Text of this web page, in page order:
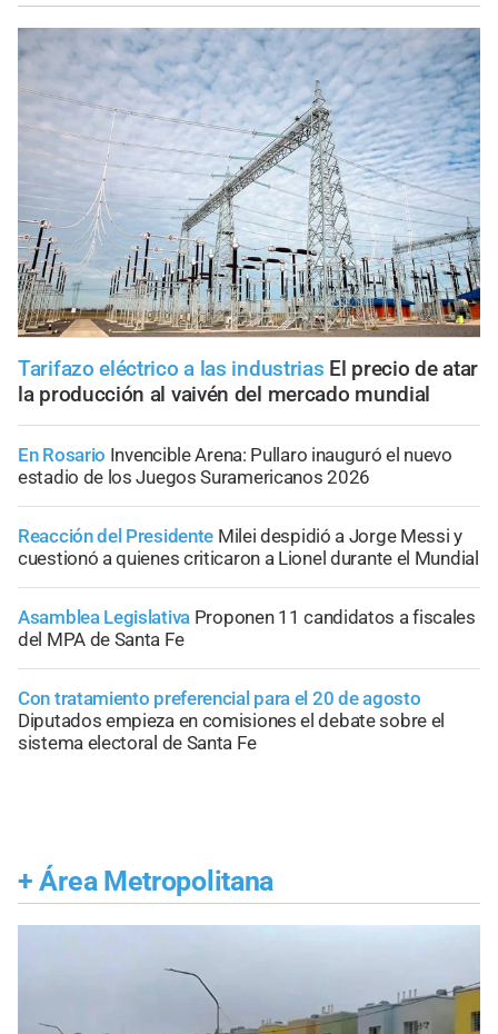
Tarifazo eléctrico a las industrias El precio de atar
la producción al vaivén del mercado mundial
En Rosario Invencible Arena: Pullaro inauguró el nuevo
estadio de los Juegos Suramericanos 2026
Reacción del Presidente Milei despidió a Jorge Messi y
cuestionó a quienes criticaron a Lionel durante el Mundial
Asamblea Legislativa Proponen 11 candidatos a fiscales
del MPA de Santa Fe
Con tratamiento preferencial para el 20 de agosto
Diputados empieza en comisiones el debate sobre el
sistema electoral de Santa Fe
+ Área Metropolitana